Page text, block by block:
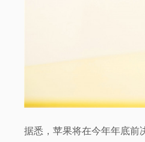
据悉，苹果将在今年年底前